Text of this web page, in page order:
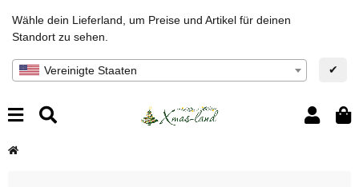
Wähle dein Lieferland, um Preise und Artikel für deinen
Standort zu sehen.
Vereinigte Staaten ✔